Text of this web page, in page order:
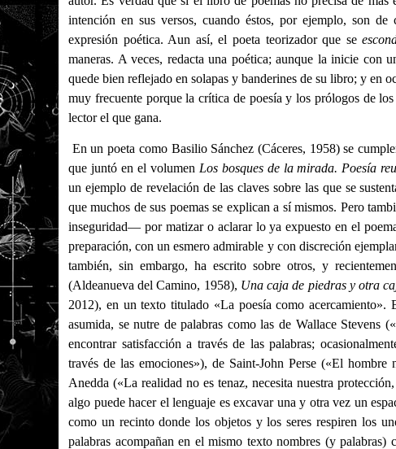
intención en sus versos, cuando éstos, por ejemplo, son
expresión poética. Aun así, el poeta teorizador que se
maneras. A veces, redacta una poética; aunque la inicie con
quede bien reflejado en solapas y banderines de su libro; y en
muy frecuente porque la crítica de poesía y los prólogos de
lector el que gana.
En un poeta como Basilio Sánchez (Cáceres, 1958) se
que juntó en el volumen Los bosques de la mirada. Poesía
un ejemplo de revelación de las claves sobre las que se
que muchos de sus poemas se explican a sí mismos. Pero
inseguridad— por matizar o aclarar lo ya expuesto en el
preparación, con un esmero admirable y con discreción
también, sin embargo, ha escrito sobre otros, y
(Aldeanueva del Camino, 1958), Una caja de piedras y otra
2012), en un texto titulado «La poesía como
asumida, se nutre de palabras como las de Wallace Stevens
encontrar satisfacción a través de las palabras;
través de las emociones»), de Saint-John Perse («El
Anedda («La realidad no es tenaz, necesita nuestra
algo puede hacer el lenguaje es excavar una y otra vez un
como un recinto donde los objetos y los seres respiren los
palabras acompañan en el mismo texto nombres (y